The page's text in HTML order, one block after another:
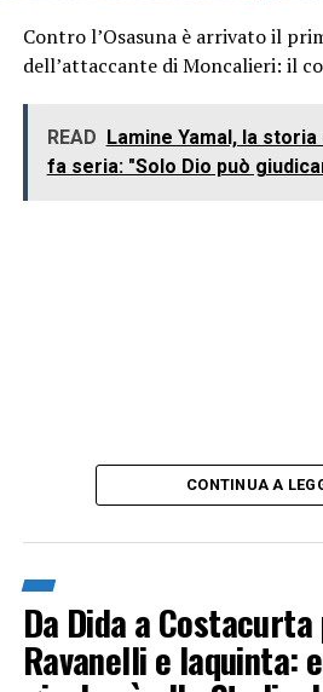
Contro l’Osasuna è arrivato il
dell’attaccante di Moncalieri: il
READ Lamine Yamal, la
fa seria: "Solo Dio può
CONTINUA A
Da Dida a
Ravanelli e Iaquinta: